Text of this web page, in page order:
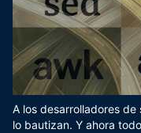
A los desarrolladores
lo bautizan. Y ahora